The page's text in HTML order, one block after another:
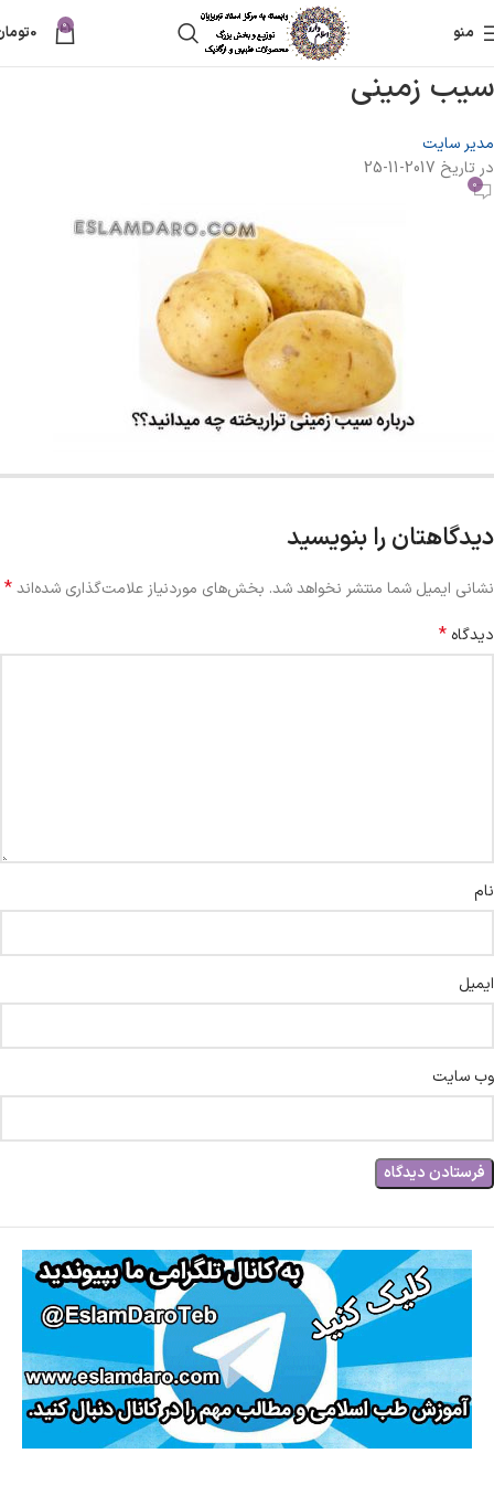
منو 0
0
سیب زمینی
مدیر سایت
در تاریخ 2017-11-25
0
دیدگاهتان را بنویسید
نشانی ایمیل شما منتشر نخواهد شد. بخش‌های موردنیاز علامت‌گذاری شده‌اند*
دیدگاه *
نام
ایمیل
وب‌ سایت